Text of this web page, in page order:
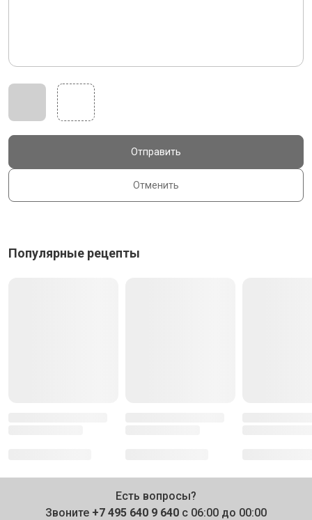
Отменить
Отправить
Популярные рецепты
Есть вопросы?
Звоните +7 495 640 9 640 с 06:00 до 00:00